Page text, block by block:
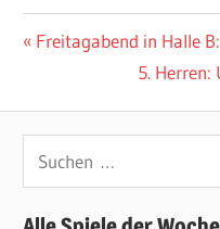
Vorheriger
Freitagabend in Halle
Nächster
5. Herren: